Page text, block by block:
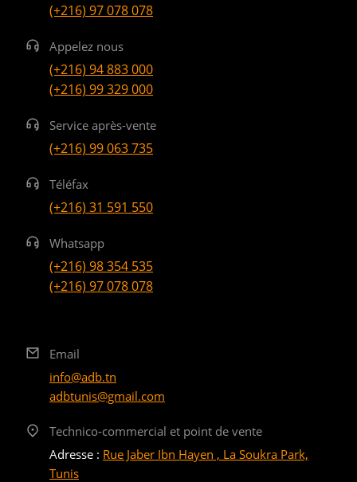
(+216) 97 078 078
Appelez nous
(+216) 94 883 000
(+216) 99 329 000
Service après-vente
(+216) 99 063 735
Téléfax
(+216) 31 591 550
Whatsapp
(+216) 98 354 535
(+216) 97 078 078
Email
info@adb.tn
adbtunis@gmail.com
Technico-commercial et point de vente
Adresse : Rue Jaber Ibn Hayen , La Soukra Park,
Tunis